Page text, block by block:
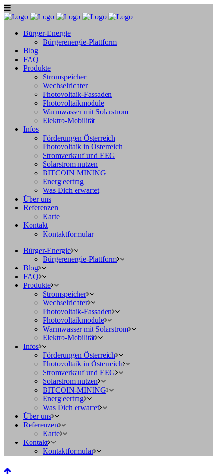
Bürger-Energie
Bürgerenergie-Plattform
Blog
FAQ
Produkte
Stromspeicher
Wechselrichter
Photovoltaik-Fassaden
Photovoltaikmodule
Warmwasser mit Solarstrom
Elektro-Mobilität
Infos
Förderungen Österreich
Photovoltaik in Österreich
Stromverkauf und EEG
Solarstrom nutzen
BITCOIN-MINING
Energieertrag
Was Dich erwartet
Über uns
Referenzen
Karte
Kontakt
Kontaktformular
Bürger-Energie
Bürgerenergie-Plattform
Blog
FAQ
Produkte
Stromspeicher
Wechselrichter
Photovoltaik-Fassaden
Photovoltaikmodule
Warmwasser mit Solarstrom
Elektro-Mobilität
Infos
Förderungen Österreich
Photovoltaik in Österreich
Stromverkauf und EEG
Solarstrom nutzen
BITCOIN-MINING
Energieertrag
Was Dich erwartet
Über uns
Referenzen
Karte
Kontakt
Kontaktformular